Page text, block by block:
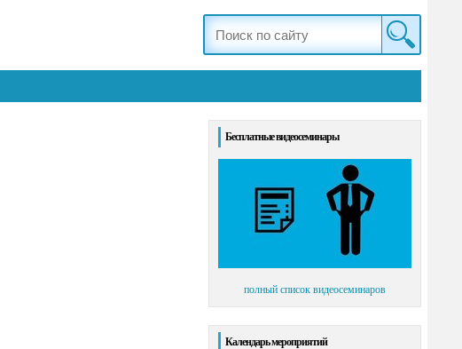
Бесплатные видеосеминары
полный список видеосеминаров
Календарь мероприятий